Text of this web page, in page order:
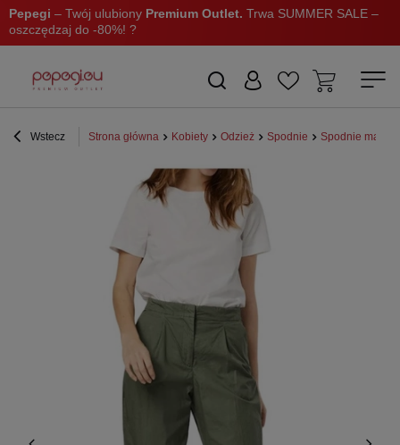
Pepegi – Twój ulubiony Premium Outlet. Trwa SUMMER SALE –
oszczędzaj do -80%! ?
Wstecz Strona główna Kobiety Odzież Spodnie Spodnie